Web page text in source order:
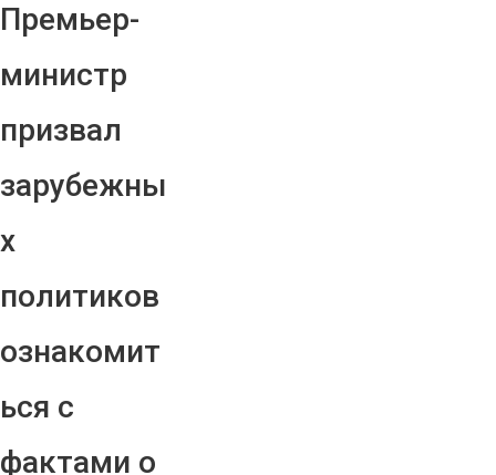
Премьер-
министр
призвал
зарубежны
х
политиков
ознакомит
ься с
фактами о